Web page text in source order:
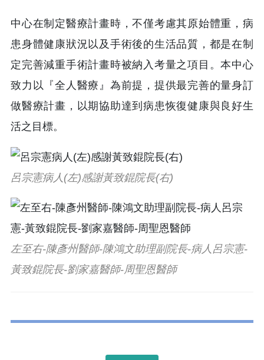
中心在制定醫療計畫時，不僅考慮其原始體重，病
患身體健康狀況以及手術後的生活品質，都是在制
定完善減重手術計畫時被納入考量之項目。本中心
致力以『全人醫療』為前提，提供最完善的量身訂
做醫療計畫，以期協助達到病患恢復健康與良好生
活之目標。
呂宗憲病人(左)感謝黃致錕院長(右)
左至右-陳彥州醫師-陳鴻文助理副院長-病人呂宗憲-
黃致錕院長-劉家嘉醫師-周聖恩醫師